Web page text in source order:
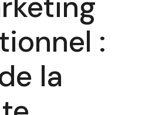
:
la